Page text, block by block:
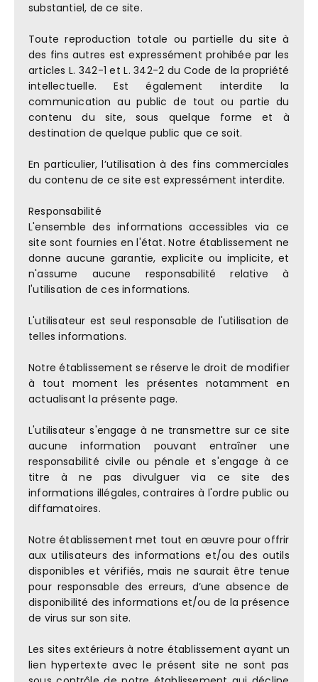
substantiel, de ce site.
Toute reproduction totale ou partielle du site à
des fins autres est expressément prohibée par les
articles L. 342-1 et L. 342-2 du Code de la propriété
intellectuelle. Est également interdite la
communication au public de tout ou partie du
contenu du site, sous quelque forme et à
destination de quelque public que ce soit.
En particulier, l’utilisation à des fins commerciales
du contenu de ce site est expressément interdite.
Responsabilité
L'ensemble des informations accessibles via ce
site sont fournies en l'état. Notre établissement ne
donne aucune garantie, explicite ou implicite, et
n'assume aucune responsabilité relative à
l'utilisation de ces informations.
L'utilisateur est seul responsable de l'utilisation de
telles informations.
Notre établissement se réserve le droit de modifier
à tout moment les présentes notamment en
actualisant la présente page.
L'utilisateur s'engage à ne transmettre sur ce site
aucune information pouvant entraîner une
responsabilité civile ou pénale et s'engage à ce
titre à ne pas divulguer via ce site des
informations illégales, contraires à l'ordre public ou
diffamatoires.
Notre établissement met tout en œuvre pour offrir
aux utilisateurs des informations et/ou des outils
disponibles et vérifiés, mais ne saurait être tenue
pour responsable des erreurs, d’une absence de
disponibilité des informations et/ou de la présence
de virus sur son site.
Les sites extérieurs à notre établissement ayant un
lien hypertexte avec le présent site ne sont pas